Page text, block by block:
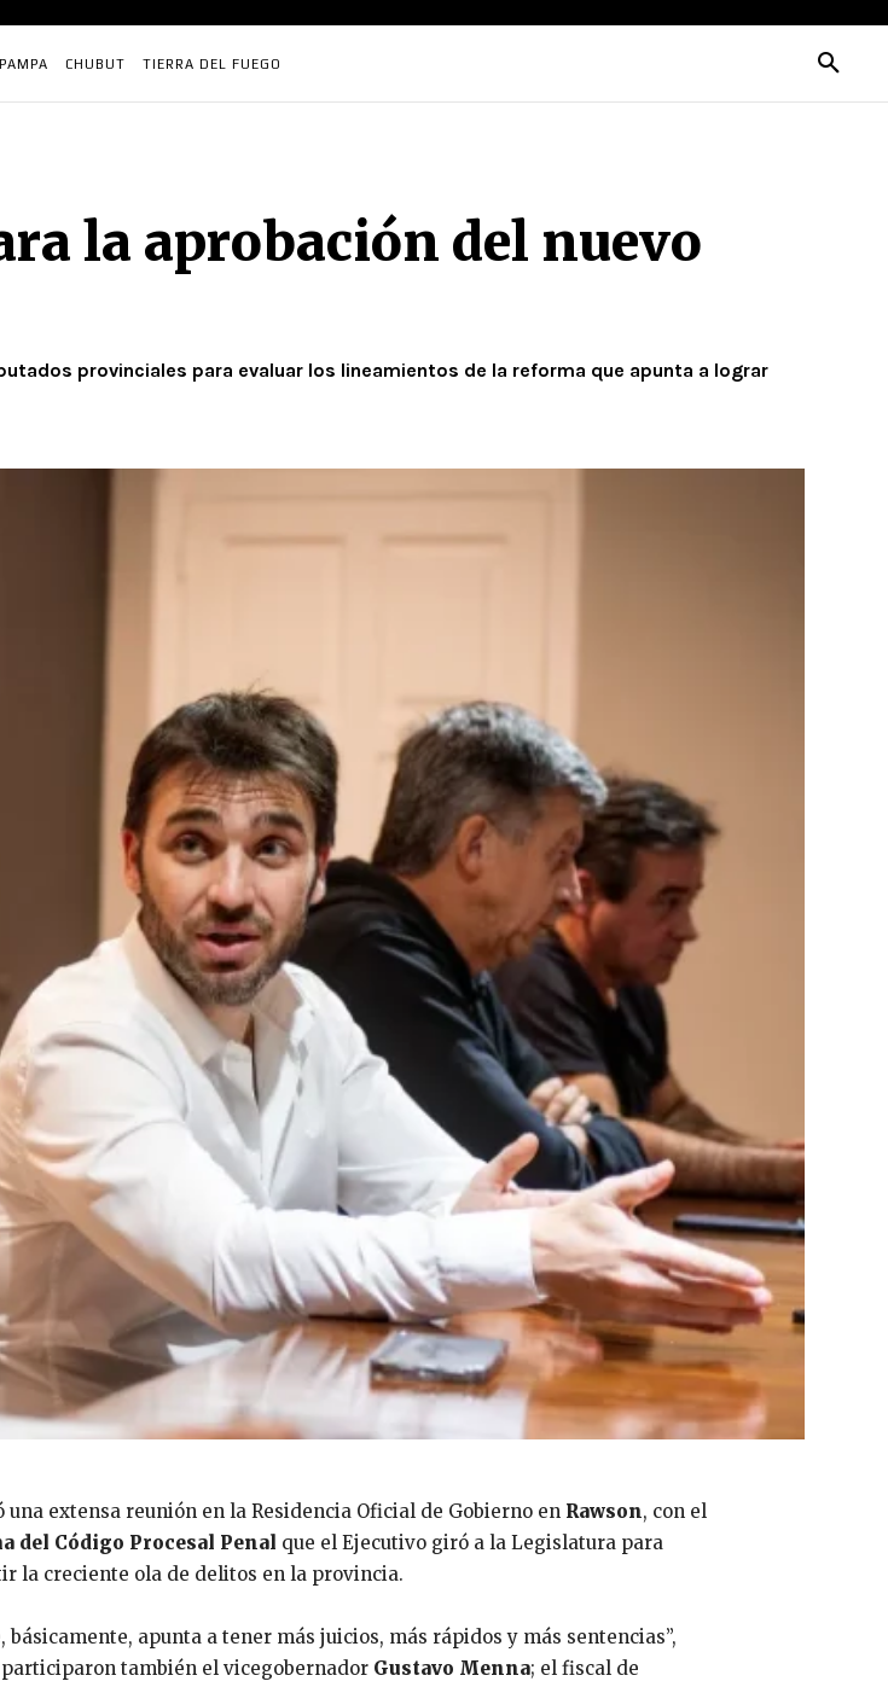
CHUBUT TIERRA DEL FUEGO
la aprobación del nuevo
provinciales para evaluar los lineamientos de la reforma que apunta a lograr
una extensa reunión en la Residencia Oficial de Gobierno en Rawson, con el
del Código Procesal Penal que el Ejecutivo giró a la Legislatura para
la creciente ola de delitos en la provincia.
apunta a tener más juicios, más rápidos y más sentencias”,
también el vicegobernador Gustavo Menna; el fiscal de